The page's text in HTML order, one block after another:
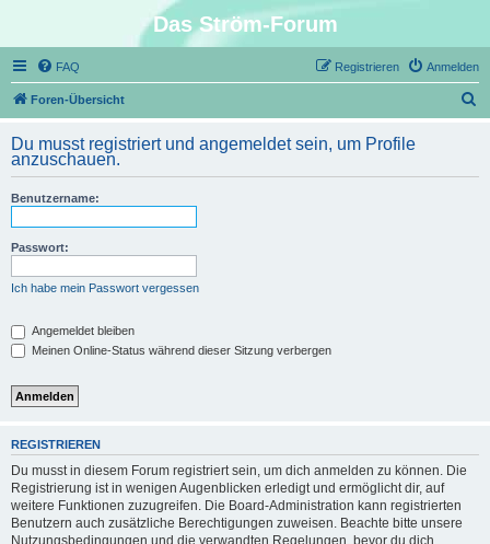
Das Ström-Forum
FAQ Anmelden
Registrieren
Foren-Übersicht
h
Du musst registriert und angemeldet sein, um Profile
anzuschauen.
Benutzername:
Passwort:
Ich habe mein Passwort vergessen
Angemeldet bleiben
Meinen Online-Status während dieser Sitzung verbergen
REGISTRIEREN
Du musst in diesem Forum registriert sein, um dich anmelden zu können. Die
Registrierung ist in wenigen Augenblicken erledigt und ermöglicht dir, auf
weitere Funktionen zuzugreifen. Die Board-Administration kann registrierten
Benutzern auch zusätzliche Berechtigungen zuweisen. Beachte bitte unsere
Nutzungsbedingungen und die verwandten Regelungen, bevor du dich